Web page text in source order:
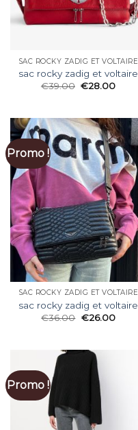
SAC ROCKY ZADIG ET VOLTAIRE
sac rocky zadig et voltaire
€39.00 €28.00
Promo !
SAC ROCKY ZADIG ET VOLTAIRE
sac rocky zadig et voltaire
€36.00 €26.00
Promo !